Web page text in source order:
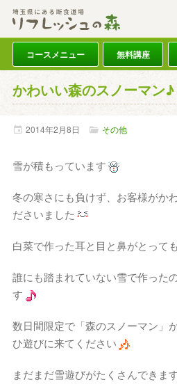
コースメニュー 無料講座
かわいい森のスノーマン♪
2014年2月8日 その他
雪が積もっています
冬の寒さにも負けず、お客様がか
ださいました
白菜で作った耳と目と鼻がとって
誰にも踏まれていない雪で作った
す
数日間限定で「森のスノーマン」
ひ遊びに来てください
まだまだ雪遊びがたくさんできま